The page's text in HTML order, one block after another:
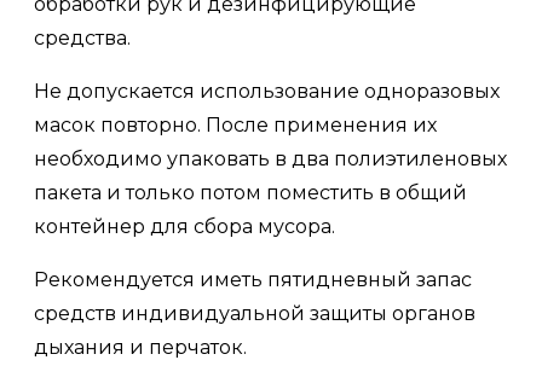
средства.
Не допускается использование одноразовых
масок повторно. После применения их
необходимо упаковать в два полиэтиленовых
пакета и только потом поместить в общий
контейнер для сбора мусора.
Рекомендуется иметь пятидневный запас
средств индивидуальной защиты органов
дыхания и перчаток.